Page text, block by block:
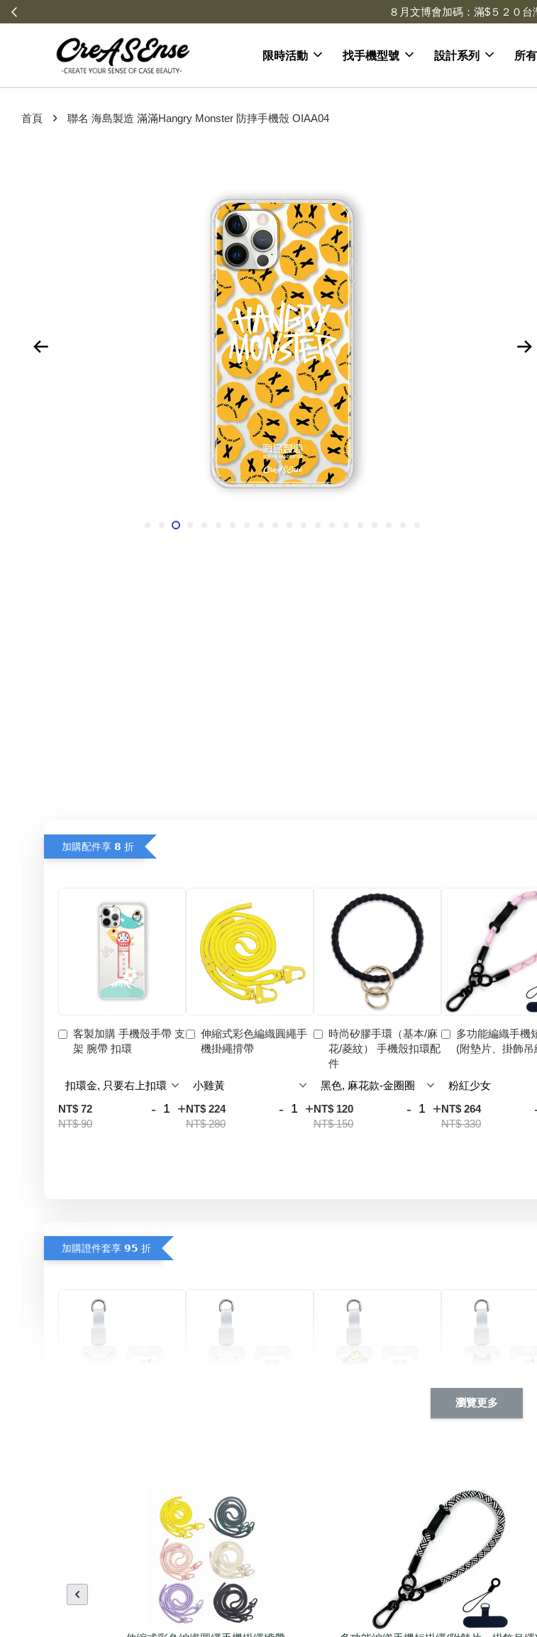
會員登入 領劵享折扣 去領
限時活動 找手機型號 設計系列 所
首頁 › 聯名 海島製造 滿滿Hangry Monster 防摔手機殼 OIAA04
加購配件享 𝟴 折
客製加購 手機殼手帶 支
架 腕帶 扣環
NT$ 72
NT$ 90
- +
伸縮式彩色編織圓繩手
機掛繩揹帶
NT$ 224
NT$ 280
- +
時尚矽膠手環（基本/麻
花/菱紋） 手機殼扣環配
件
NT$ 120
NT$ 150
- +
多功能編織手機
(附墊片、掛飾吊
NT$ 264
NT$ 330
加購證件套享 𝟵𝟱 折
+NT$ 214
NT$ 225
+NT$ 214
NT$ 225
瀏覽更多